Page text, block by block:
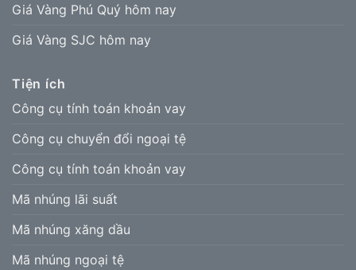
Giá Vàng Phú Quý hôm nay
Giá Vàng SJC hôm nay
Tiện ích
Công cụ tính toán khoản vay
Công cụ chuyển đổi ngoại tệ
Công cụ tính toán khoản vay
Mã nhúng lãi suất
Mã nhúng xăng dầu
Mã nhúng ngoại tệ